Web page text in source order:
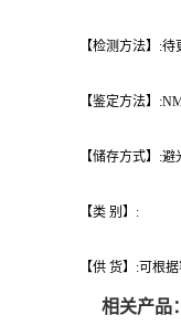
【检测方法】:待
【鉴定方法】
【储存方式】:
【类 别】:
【供 货】:可根
相关产品：